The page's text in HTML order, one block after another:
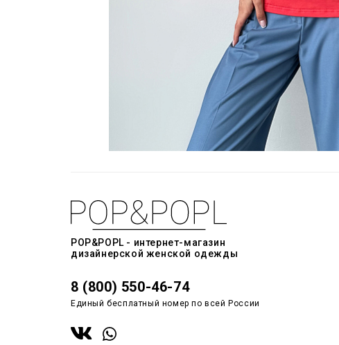
POP&POPL - интернет-магазин
дизайнерской женской одежды
8 (800) 550-46-74
Единый бесплатный номер по всей России